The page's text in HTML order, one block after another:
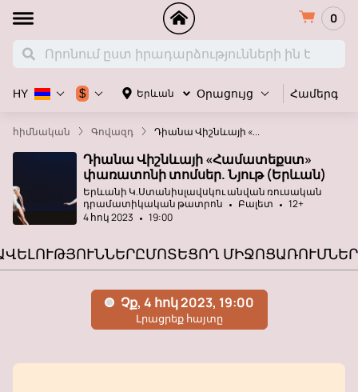
0
Երևան Օրացույց Համերգ
HY $
հիմնական Գովազդ Դիանա Վիշնևայի «...
Դիանա Վիշնևայի «Համատեքստ»
փառատոնի տոմսեր. Նյութ (Երևան)
Երևանի Կ.Ստանիսլավսկու անվան ռուսական
դրամատիկական թատրոն
Բալետ
12+
4 հոկ 2023
19:00
ՄՈՏԵՑՈՂ ՄԻՋՈՑԱՌՈՒՄՆԵՐ